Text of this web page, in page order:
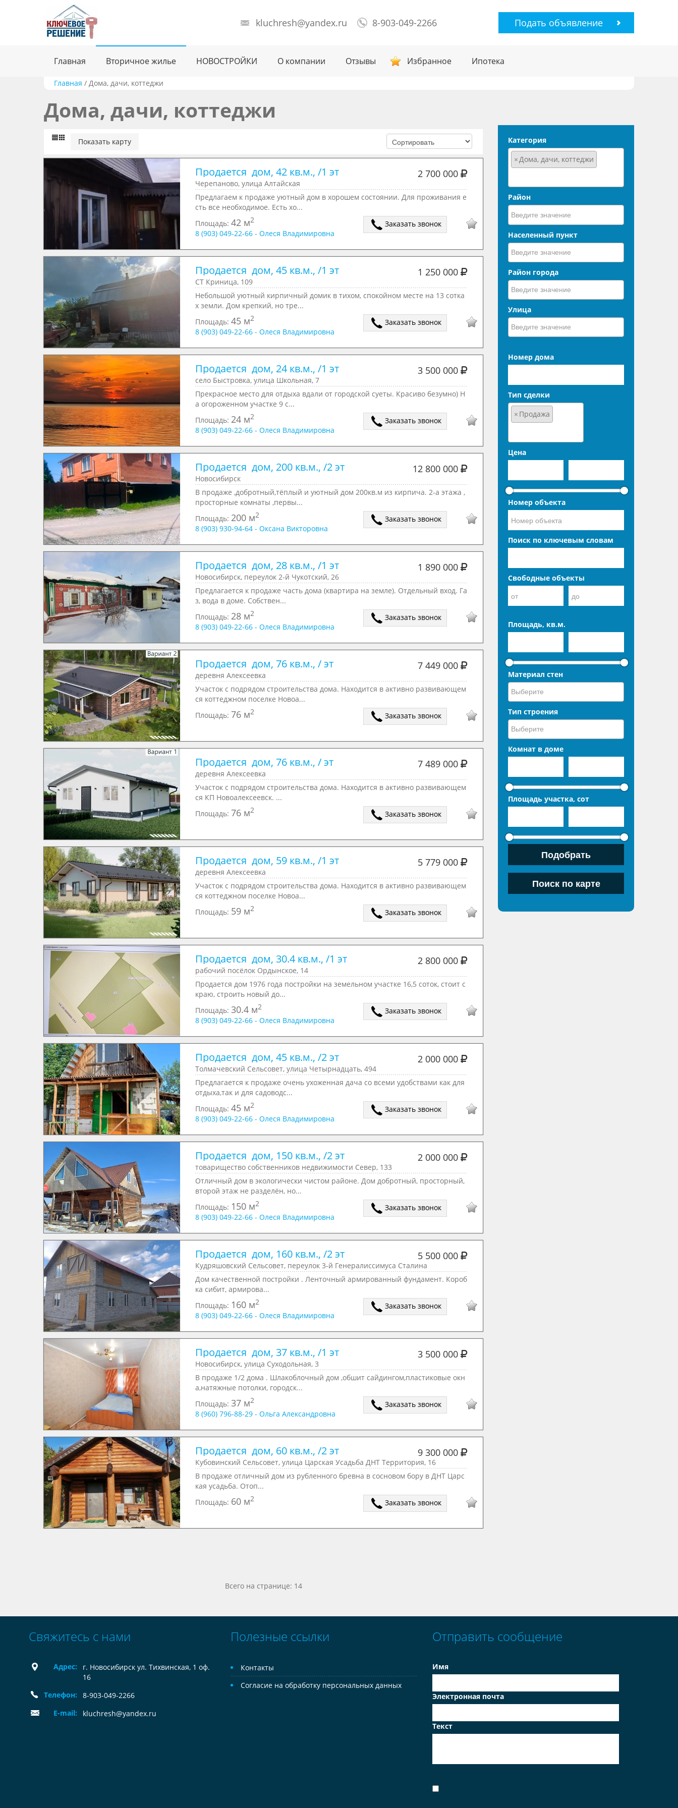
kluchresh@yandex.ru 8-903-049-2266 Подать объявление
Главная Вторичное жилье НОВОСТРОЙКИ О компании Отзывы Избранное Ипотека
Главная / Дома, дачи, коттеджи
Дома, дачи, коттеджи
Показать карту
Продается  дом, 42 кв.м., /1 эт 2 700 000
Черепаново, улица Алтайская
Предлагаем к продаже уютный дом в хорошем состоянии. Для проживания е
сть все необходимое. Есть хо...
Площадь: 42 м2
Заказать звонок
8 (903) 049-22-66 - Олеся Владимировна
Продается  дом, 45 кв.м., /1 эт 1 250 000
СТ Криница, 109
Небольшой уютный кирпичный домик в тихом, спокойном месте на 13 сотка
х земли. Дом крепкий, но тре...
Площадь: 45 м2
Заказать звонок
8 (903) 049-22-66 - Олеся Владимировна
Продается  дом, 24 кв.м., /1 эт 3 500 000
село Быстровка, улица Школьная, 7
Прекрасное место для отдыха вдали от городской суеты. Красиво безумно) Н
а огороженном участке 9 с...
Площадь: 24 м2
Заказать звонок
8 (903) 049-22-66 - Олеся Владимировна
Продается  дом, 200 кв.м., /2 эт 12 800 000
Новосибирск
В продаже ,добротный,тёплый и уютный дом 200кв.м из кирпича. 2-а этажа ,
просторные комнаты ,первы...
Площадь: 200 м2
Заказать звонок
8 (903) 930-94-64 - Оксана Викторовна
Продается  дом, 28 кв.м., /1 эт 1 890 000
Новосибирск, переулок 2-й Чукотский, 26
Предлагается к продаже часть дома (квартира на земле). Отдельный вход. Га
з, вода в доме. Собствен...
Площадь: 28 м2
Заказать звонок
8 (903) 049-22-66 - Олеся Владимировна
Продается  дом, 76 кв.м., / эт 7 449 000
деревня Алексеевка
Участок с подрядом строительства дома. Находится в активно развивающем
ся коттеджном поселке Новоа...
Площадь: 76 м2 Заказать звонок
Продается  дом, 76 кв.м., / эт 7 489 000
деревня Алексеевка
Участок с подрядом строительства дома. Находится в активно развивающем
ся КП Новоалексеевск. ...
Площадь: 76 м2 Заказать звонок
Продается  дом, 59 кв.м., /1 эт 5 779 000
деревня Алексеевка
Участок с подрядом строительства дома. Находится в активно развивающем
ся коттеджном поселке Новоа...
Площадь: 59 м2 Заказать звонок
Продается  дом, 30.4 кв.м., /1 эт 2 800 000
рабочий посёлок Ордынское, 14
Продается дом 1976 года постройки на земельном участке 16,5 соток, стоит с
краю, строить новый до...
Площадь: 30.4 м2
Заказать звонок
8 (903) 049-22-66 - Олеся Владимировна
Продается  дом, 45 кв.м., /2 эт 2 000 000
Толмачевский Сельсовет, улица Четырнадцать, 494
Предлагается к продаже очень ухоженная дача со всеми удобствами как для
отдыха,так и для садоводс...
Площадь: 45 м2
Заказать звонок
8 (903) 049-22-66 - Олеся Владимировна
Продается  дом, 150 кв.м., /2 эт 2 000 000
товарищество собственников недвижимости Север, 133
Отличный дом в экологически чистом районе. Дом добротный, просторный,
второй этаж не разделён, но...
Площадь: 150 м2
Заказать звонок
8 (903) 049-22-66 - Олеся Владимировна
Продается  дом, 160 кв.м., /2 эт 5 500 000
Кудряшовский Сельсовет, переулок 3-й Генералиссимуса Сталина
Дом качественной постройки . Ленточный армированный фундамент. Короб
ка сибит, армирова...
Площадь: 160 м2
Заказать звонок
8 (903) 049-22-66 - Олеся Владимировна
Продается  дом, 37 кв.м., /1 эт 3 500 000
Новосибирск, улица Суходольная, 3
В продаже 1/2 дома . Шлакоблочный дом ,обшит сайдингом,пластиковые окн
а,натяжные потолки, городск...
Площадь: 37 м2
Заказать звонок
8 (960) 796-88-29 - Ольга Александровна
Продается  дом, 60 кв.м., /2 эт 9 300 000
Кубовинский Сельсовет, улица Царская Усадьба ДНТ Территория, 16
В продаже отличный дом из рубленного бревна в сосновом бору в ДНТ Царс
кая усадьба. Отоп...
Площадь: 60 м2 Заказать звонок
Всего на странице: 14
Категория
×Дома, дачи, коттеджи
Район
Населенный пункт
Район города
Улица
Номер дома
Тип сделки
× Продажа
Цена
Номер объекта
Поиск по ключевым словам
Свободные объекты
Площадь, кв.м.
Материал стен
Тип строения
Комнат в доме
Площадь участка, сот
Свяжитесь с нами
Адрес:
г. Новосибирск ул. Тихвинская, 1 оф.
16
Телефон:
8-903-049-2266
E-mail:
kluchresh@yandex.ru
Полезные ссылки
Контакты
Согласие на обработку персональных данных
Отправить сообщение
Имя
Электронная почта
Текст